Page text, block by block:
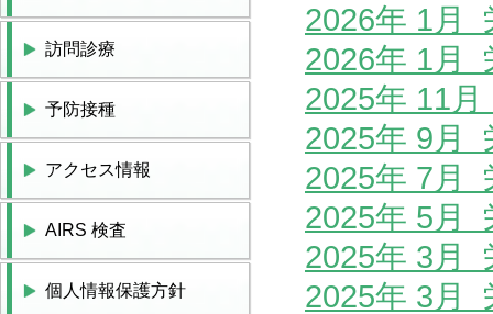
訪問診療
予防接種
アクセス情報
AIRS 検査
個人情報保護方針
2026年 1月
2026年 1月
2025年 11
2025年 9月
2025年 7月
2025年 5月
2025年 3月
2025年 3月